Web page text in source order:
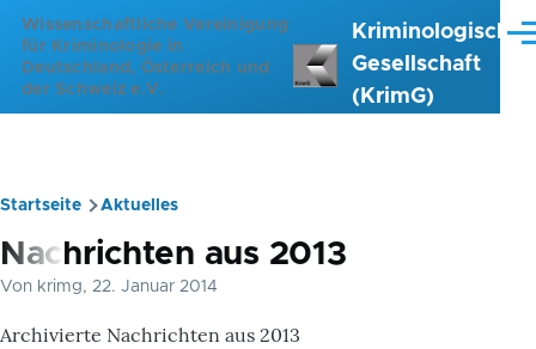
Direkt zum Inhalt
Wissenschaftliche Vereinigung
für Kriminologie in
Deutschland, Österreich und
der Schweiz e.V.
Kriminologische
Gesellschaft
(KrimG)
Pfadnavigation
Startseite Aktuelles
Nachrichten aus 2013
Von krimg, 22. Januar 2014
Archivierte Nachrichten aus 2013